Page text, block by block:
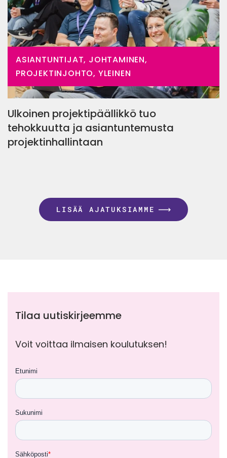
ASIANTUNTIJAT, JOHTAMINEN,
PROJEKTINJOHTO, YLEINEN
Ulkoinen projektipäällikkö tuo
tehokkuutta ja asiantuntemusta
projektinhallintaan
LISÄÄ AJATUKSIAMME
Tilaa uutiskirjeemme
Voit voittaa ilmaisen koulutuksen!